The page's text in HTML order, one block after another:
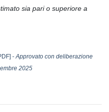
sia pari o superiore a
-Approvato con deliberazione
2025